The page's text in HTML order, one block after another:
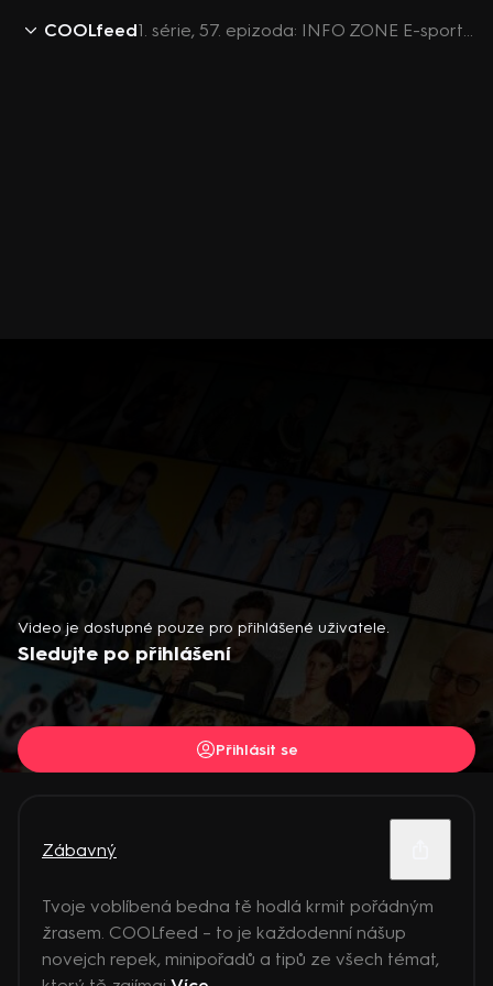
COOLfeed 1. série, 57. epizoda: INFO ZONE E-sport: Counter-Strike
Video je dostupné pouze pro přihlášené uživatele.
Sledujte po přihlášení
Přihlásit se
Zábavný
Tvoje voblíbená bedna tě hodlá krmit pořádným
žrasem. COOLfeed – to je každodenní nášup
novejch repek, minipořadů a tipů ze všech témat,